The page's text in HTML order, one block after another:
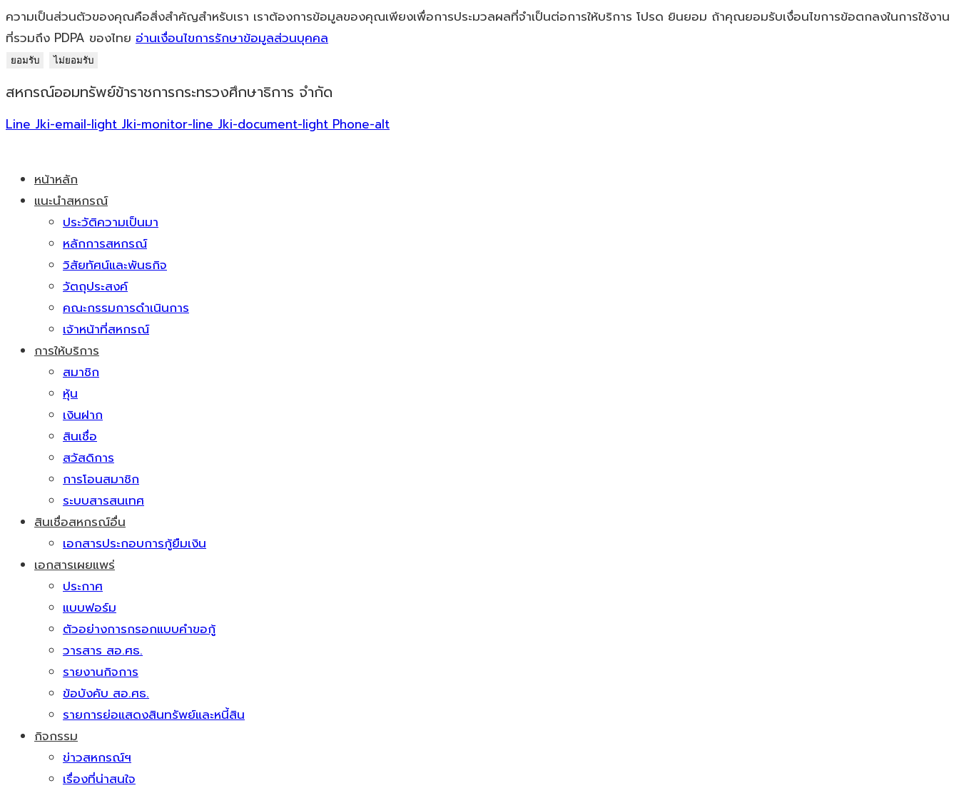
ความเป็นส่วนตัวของคุณคือสิ่งสำคัญสำหรับเรา เราต้องการข้อมูลของคุณเพียงเพื่อการประมวลผลที่จำเป็นต่อการให้บริการ โปรด ยินยอม ถ้าคุณยอมรับเงื่อนไขการข้อตกลงในการใช้งาน
ที่รวมถึง PDPA ของไทย อ่านเงื่อนไขการรักษาข้อมูลส่วนบุคคล
ยอมรับ ไม่ยอมรับ
to
content
สหกรณ์ออมทรัพย์ข้าราชการกระทรวงศึกษาธิการ จำกัด
Line Jki-email-light Jki-monitor-line Jki-document-light Phone-alt
หน้าหลัก
แนะนำสหกรณ์
ประวัติความเป็นมา
หลักการสหกรณ์
วิสัยทัศน์และพันธกิจ
วัตถุประสงค์
คณะกรรมการดำเนินการ
เจ้าหน้าที่สหกรณ์
การให้บริการ
สมาชิก
หุ้น
เงินฝาก
สินเชื่อ
สวัสดิการ
การโอนสมาชิก
ระบบสารสนเทศ
สินเชื่อสหกรณ์อื่น
เอกสารประกอบการกู้ยืมเงิน
เอกสารเผยแพร่
ประกาศ
แบบฟอร์ม
ตัวอย่างการกรอกแบบคำขอกู้
วารสาร สอ.ศธ.
รายงานกิจการ
ข้อบังคับ สอ.ศธ.
รายการย่อแสดงสินทรัพย์และหนี้สิน
กิจกรรม
ข่าวสหกรณ์ฯ
เรื่องที่น่าสนใจ